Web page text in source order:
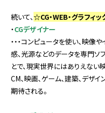
続いて、☆CG・WEB・グラフィ
・CGデザイナー
・・・コンピュータを使い、映像
感、光源などのデータを専門ソ
とで、現実世界にはありえない
CM、映画、ゲーム、建築、デザ
期待される。